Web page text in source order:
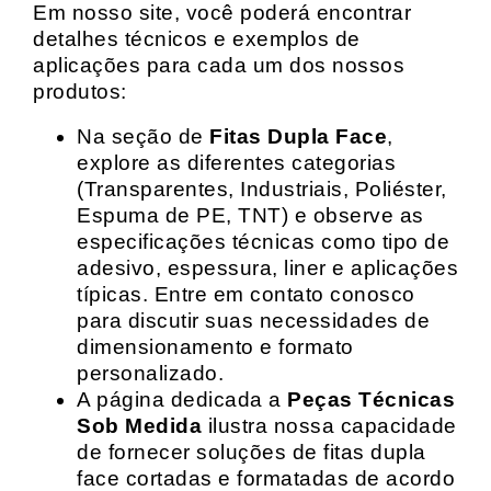
Em nosso site, você poderá encontrar
detalhes técnicos e exemplos de
aplicações para cada um dos nossos
produtos:
Na seção de Fitas Dupla Face,
explore as diferentes categorias
(Transparentes, Industriais, Poliéster,
Espuma de PE, TNT) e observe as
especificações técnicas como tipo de
adesivo, espessura, liner e aplicações
típicas. Entre em contato conosco
para discutir suas necessidades de
dimensionamento e formato
personalizado.
A página dedicada a Peças Técnicas
Sob Medida ilustra nossa capacidade
de fornecer soluções de fitas dupla
face cortadas e formatadas de acordo